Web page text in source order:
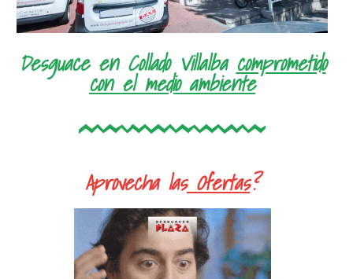
Desguace en Collado Villalba comprometido
con el medio ambiente
Aprovecha lasOfertas?